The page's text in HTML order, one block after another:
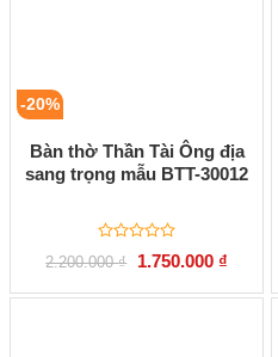
-20%
Bàn thờ Thần Tài Ông địa
sang trọng mẫu BTT-30012
Được
xếp
0
2.200.000₫
Giá
là:
1.750.000 ₫Giá
tại